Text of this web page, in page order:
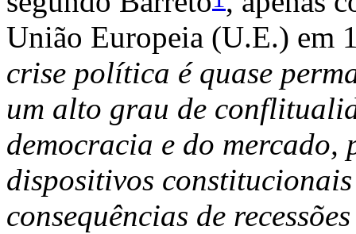
União Europeia (U.E.) em
crise política é quase
um alto grau de
democracia e do mercado,
dispositivos
consequências de